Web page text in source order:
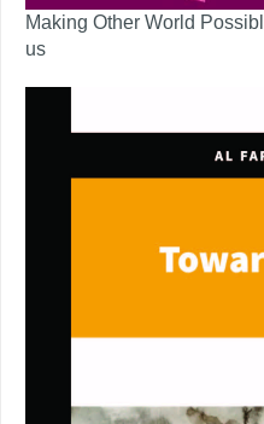
Making Other World
us